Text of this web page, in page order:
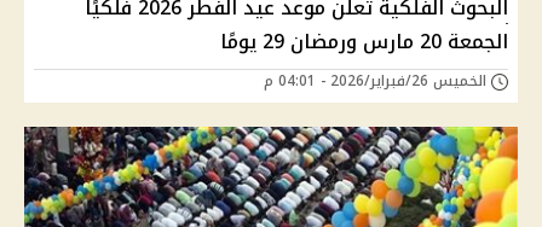
البحوث الفلكية تعلن موعد عيد الفطر 2026 فلكيًا
الجمعة 20 مارس ورمضان 29 يومًا
الخميس 26/فبراير/2026 - 04:01 م